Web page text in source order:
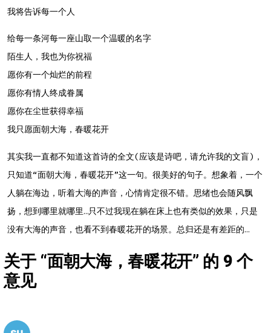
我将告诉每一个人
给每一条河每一座山取一个温暖的名字
陌生人，我也为你祝福
愿你有一个灿烂的前程
愿你有情人终成眷属
愿你在尘世获得幸福
我只愿面朝大海，春暖花开
其实我一直都不知道这首诗的全文(应该是诗吧，请允许我的文盲)，
只知道“面朝大海，春暖花开”这一句。很美好的句子。想象着，一个
人躺在海边，听着大海的声音，心情肯定很不错。思绪也会随风飘
扬，想到哪里就哪里…只不过我现在躺在床上也有类似的效果，只是
没有大海的声音，也看不到春暖花开的场景。总归还是有差距的…
关于 “面朝大海，春暖花开” 的 9 个
意见